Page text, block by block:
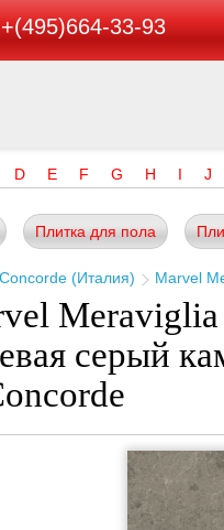
+(495)664-33-93
D E F G H I J
Плитка для пола
(Италия) Marvel
серый